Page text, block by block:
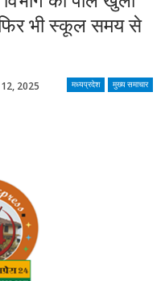
फिर भी स्कूल समय से
मध्यप्रदेश मुख्य समाचार
12, 2025